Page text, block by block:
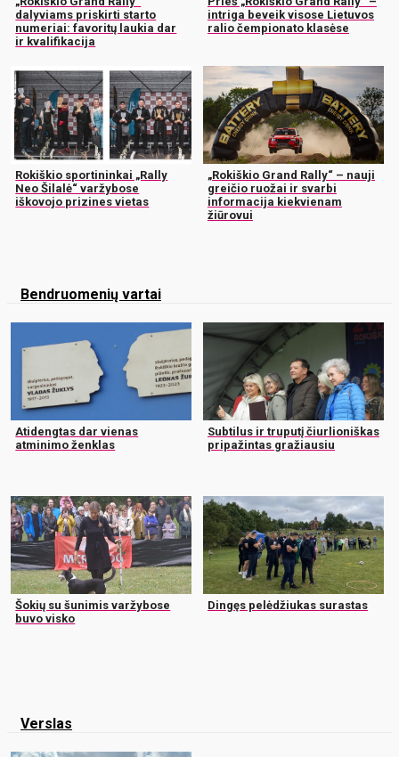
dalyviams priskirti starto
numeriai: favoritų laukia dar
ir kvalifikacija
intriga beveik visose Lietuvos
ralio čempionato klasėse
Rokiškio sportininkai „Rally
Neo Šilalė“ varžybose
iškovojo prizines vietas
„Rokiškio Grand Rally“ – nauji
greičio ruožai ir svarbi
informacija kiekvienam
žiūrovui
Bendruomenių vartai
Atidengtas dar vienas
atminimo ženklas
Subtilus ir truputį čiurlioniškas
pripažintas gražiausiu
Šokių su šunimis varžybose
buvo visko
Dingęs pelėdžiukas surastas
Verslas